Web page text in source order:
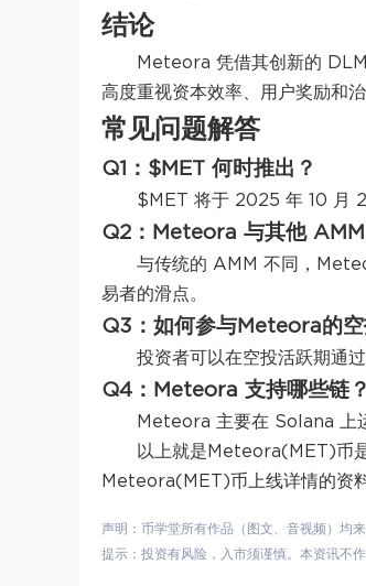
结论
Meteora 凭借其创新的
高度重视资本效率、用户奖励和
常见问题解答
Q1：$MET 何时推出？
$MET 将于 2025 年 10 月
Q2：Meteora 与其他 AMM
与传统的 AMM 不同，
易者的滑点。
Q3：如何参与Meteora的空
投资者可以在空投活跃期通
Q4：Meteora 支持哪些链？
Meteora 主要在 Solana 上
以上就是Meteora(MET)币
Meteora(MET)币上线详情的资
声明：币学堂所有作品（图文、音视频）均
提示：投资有风险，入市须谨慎。本资讯不作